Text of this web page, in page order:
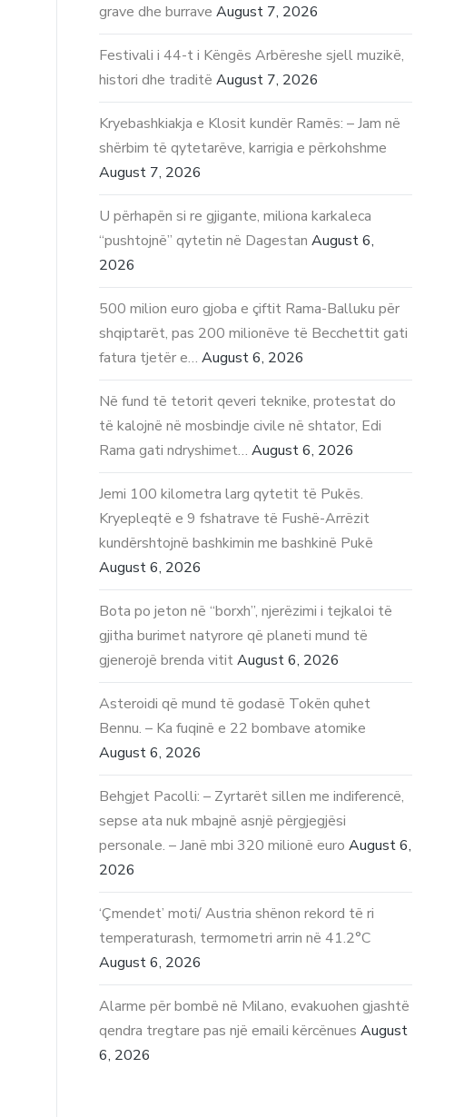
grave dhe burrave August 7, 2026
Festivali i 44-t i Këngës Arbëreshe sjell muzikë,
histori dhe traditë August 7, 2026
Kryebashkiakja e Klosit kundër Ramës: – Jam në
shërbim të qytetarëve, karrigia e përkohshme
August 7, 2026
U përhapën si re gjigante, miliona karkaleca
“pushtojnë” qytetin në Dagestan August 6,
2026
500 milion euro gjoba e çiftit Rama-Balluku për
shqiptarët, pas 200 milionëve të Becchettit gati
fatura tjetër e… August 6, 2026
Në fund të tetorit qeveri teknike, protestat do
të kalojnë në mosbindje civile në shtator, Edi
Rama gati ndryshimet… August 6, 2026
Jemi 100 kilometra larg qytetit të Pukës.
Kryepleqtë e 9 fshatrave të Fushë-Arrëzit
kundërshtojnë bashkimin me bashkinë Pukë
August 6, 2026
Bota po jeton në “borxh”, njerëzimi i tejkaloi të
gjitha burimet natyrore që planeti mund të
gjenerojë brenda vitit August 6, 2026
Asteroidi që mund të godasë Tokën quhet
Bennu. – Ka fuqinë e 22 bombave atomike
August 6, 2026
Behgjet Pacolli: – Zyrtarët sillen me indiferencë,
sepse ata nuk mbajnë asnjë përgjegjësi
personale. – Janë mbi 320 milionë euro August 6,
2026
‘Çmendet’ moti/ Austria shënon rekord të ri
temperaturash, termometri arrin në 41.2°C
August 6, 2026
Alarme për bombë në Milano, evakuohen gjashtë
qendra tregtare pas një emaili kërcënues August
6, 2026